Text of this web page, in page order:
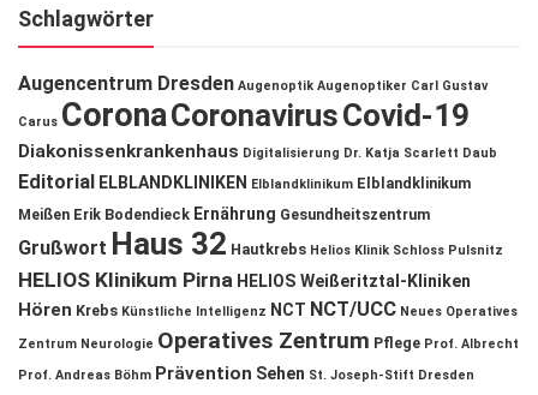
Schlagwörter
Augencentrum Dresden Augenoptik Augenoptiker Carl Gustav
Carus CoronaCoronavirusCovid-19
Diakonissenkrankenhaus Digitalisierung Dr. Katja Scarlett Daub
Editorial ELBLANDKLINIKEN Elblandklinikum Elblandklinikum
Meißen Erik Bodendieck Ernährung Gesundheitszentrum
Grußwort Haus 32 Hautkrebs Helios Klinik Schloss Pulsnitz
HELIOS Klinikum Pirna HELIOS Weißeritztal-Kliniken
Hören Krebs Künstliche Intelligenz NCT NCT/UCC Neues Operatives
Zentrum Neurologie Operatives Zentrum Pflege Prof. Albrecht
Prof. Andreas Böhm Prävention Sehen St. Joseph-Stift Dresden